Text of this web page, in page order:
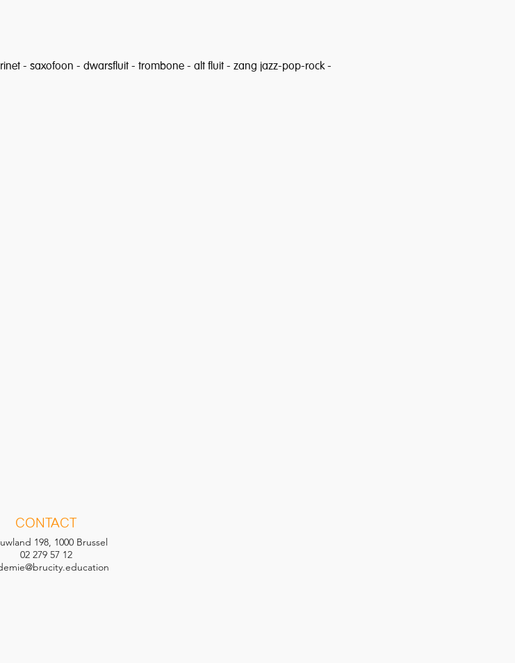
- saxofoon - dwarsfluit - trombone - alt fluit - zang jazz-pop-rock -
CONTACT
198, 1000 Brussel
02 279 57 12